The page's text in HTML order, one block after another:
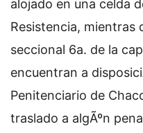
alojado en una celda
Resistencia, mientras
seccional 6a. de la
encuentran a
Penitenciario de
traslado a algÃºn